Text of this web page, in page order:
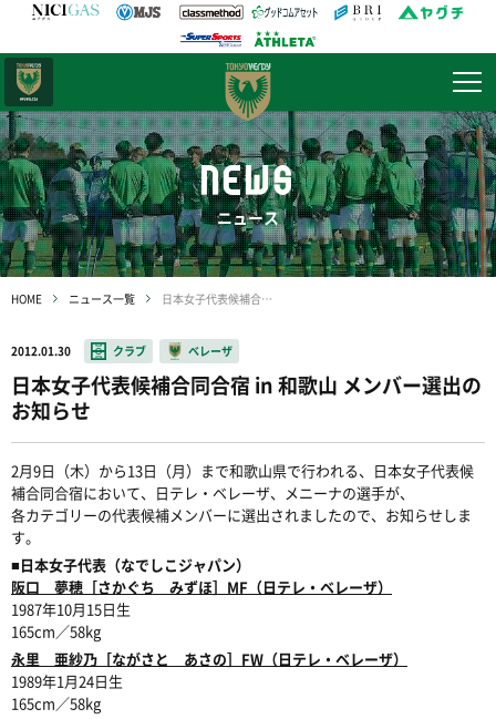
NEWS
ニュース
HOME ニュース一覧 日本女子代表候補合同合宿 in 和歌山 メンバー選出のお知らせ
2012.01.30 クラブ ベレーザ
日本女子代表候補合同合宿 in 和歌山 メンバー選出の
お知らせ
2月9日（木）から13日（月）まで和歌山県で行われる、日本女子代表候
補合同合宿において、日テレ・ベレーザ、メニーナの選手が、
各カテゴリーの代表候補メンバーに選出されましたので、お知らせしま
す。
■日本女子代表（なでしこジャパン）
阪口 夢穂［さかぐち みずほ］MF （日テレ・ベレーザ）
1987年10月15日生
165cm／58kg
永里 亜紗乃［ながさと あさの］FW（日テレ・ベレーザ）
1989年1月24日生
165cm／58kg